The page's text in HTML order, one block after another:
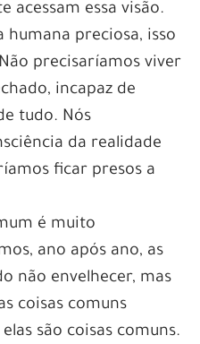
acessam essa visão.
humana preciosa, isso
precisaríamos viver
incapaz de
tudo. Nós
da realidade
ficar presos a
é muito
ano após ano, as
não envelhecer, mas
coisas comuns
são coisas comuns.